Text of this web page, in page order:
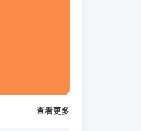
查看更多